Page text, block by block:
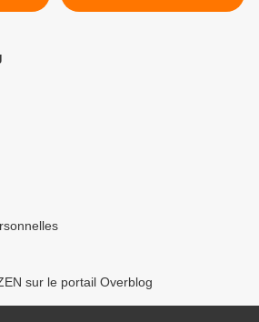
sur le portail Overblog